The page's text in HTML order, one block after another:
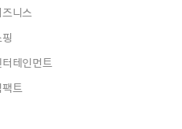
니스
테인먼트
트